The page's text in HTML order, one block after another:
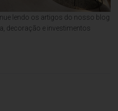
lendo os artigos do nosso blog
decoração e investimentos